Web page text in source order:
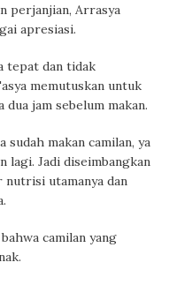
perjanjian, Arrasya
apresiasi.
tepat dan tidak
memutuskan untuk
dua jam sebelum makan.
sudah makan camilan, ya
lagi. Jadi diseimbangkan
nutrisi utamanya dan
camilan yang